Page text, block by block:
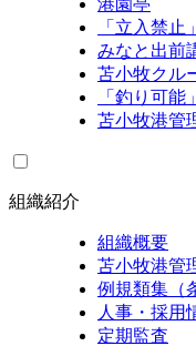
港園亭
「立入禁止
みなと出前
苫小牧クル
「釣り可能
苫小牧港管
組織紹介
組織概要
苫小牧港管
例規類集（
人事・採用
定期監査